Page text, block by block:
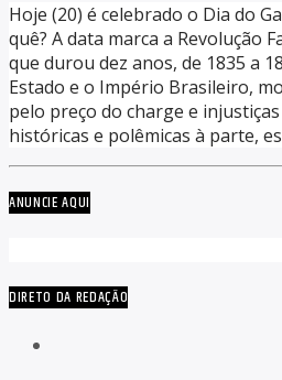
Hoje (20) é celebrado o Dia do
quê? A data marca a Revolução
que durou dez anos, de 1835 a
Estado e o Império Brasileiro,
pelo preço do charge e
históricas e polêmicas à parte,
ANUNCIE AQUI
DIRETO DA REDAÇÃO